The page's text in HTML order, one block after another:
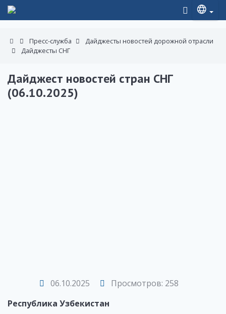
Пресс-служба
Дайджесты новостей дорожной отрасли
Дайджесты СНГ
Дайджест новостей стран СНГ
(06.10.2025)
06.10.2025
Просмотров: 258
Республика Узбекистан